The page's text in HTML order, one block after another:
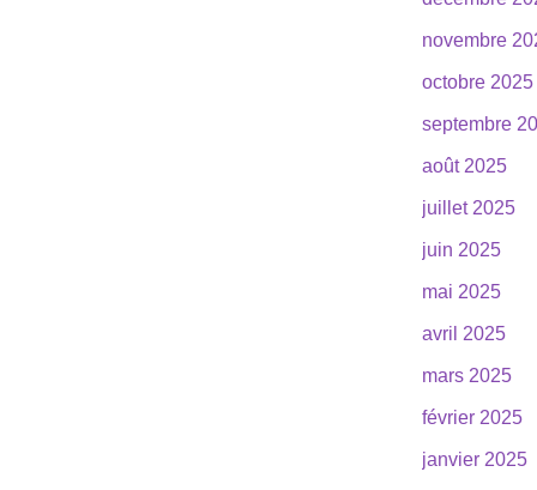
novembre
octobre 2025
septembre
août 2025
juillet 2025
juin 2025
mai 2025
avril 2025
mars 2025
février 2025
janvier 2025